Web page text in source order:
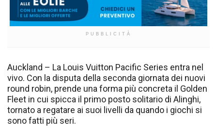
PUBBLICITÀ
Auckland – La Louis Vuitton Pacific Series entra nel
vivo. Con la disputa della seconda giornata dei nuovi
round robin, prende una forma più concreta il Golden
Fleet in cui spicca il primo posto solitario di Alinghi,
tornato a regatare ai suoi livelli da quando i giochi si
sono fatti più seri.